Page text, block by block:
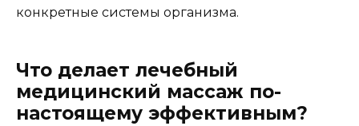
конкретные системы организма.
Что делает лечебный
медицинский массаж по-
настоящему эффективным?